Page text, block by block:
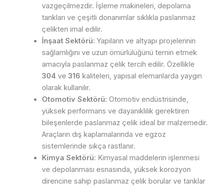
vazgeçilmezdir. İşleme makineleri, depolama
tankları ve çeşitli donanımlar sıklıkla paslanmaz
çelikten imal edilir.
İnşaat Sektörü: Yapıların ve altyapı projelerinin
sağlamlığını ve uzun ömürlülüğünü temin etmek
amacıyla paslanmaz çelik tercih edilir. Özellikle
304 ve 316 kaliteleri, yapısal elemanlarda yaygın
olarak kullanılır.
Otomotiv Sektörü: Otomotiv endüstrisinde,
yüksek performans ve dayanıklılık gerektiren
bileşenlerde paslanmaz çelik ideal bir malzemedir.
Araçların dış kaplamalarında ve egzoz
sistemlerinde sıkça rastlanır.
Kimya Sektörü: Kimyasal maddelerin işlenmesi
ve depolanması esnasında, yüksek korozyon
direncine sahip paslanmaz çelik borular ve tanklar